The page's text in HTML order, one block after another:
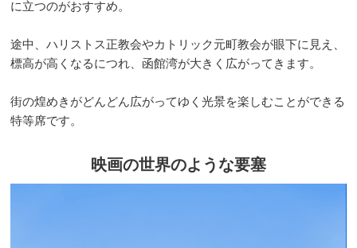
に立つのがおすすめ。
途中、ハリストス正教会やカトリック元町教会が眼下に見え、
標高が高くなるにつれ、函館湾が大きく広がってきます。
街の煌めきがどんどん広がってゆく光景を楽しむことができる
特等席です。
映画の世界のような要塞